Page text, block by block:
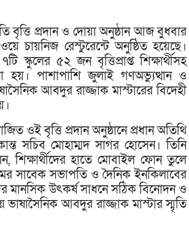
বৃত্তি প্রদান ও দোয়া অনুষ্ঠান আজ বুধবার
চায়নিজ রেস্টুরেন্টে অনুষ্ঠিত হয়েছে।
স্কুলের ৫২ জন বৃত্তিপ্রাপ্ত শিক্ষার্থীসহ
হয়। পাশাপাশি জুলাই গণঅভ্যুত্থান ও
আবদুর রাজ্জাক মাস্টারের বিদেহী
ওই বৃত্তি প্রদান অনুষ্ঠানে প্রধান অতিথি
সচিব মোহাম্মদ সাগর হোসেন। তিনি
শিক্ষার্থীদের হাতে মোবাইল ফোন তুলে
সাবেক সভাপতি ও দৈনিক ইনকিলাবের
মানসিক উৎকর্ষ সাধনে সঠিক বিনোদন ও
আবদুর রাজ্জাক মাস্টার স্মৃতি